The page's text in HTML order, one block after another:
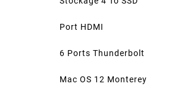
Port HDMI
6 Ports Thunderbolt
Mac OS 12 Monterey